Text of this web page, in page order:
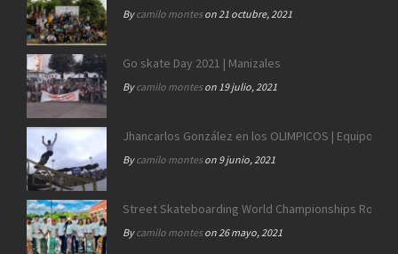
Bycamilo monteson 21 octubre, 2021
Go skate Day 2021 | Manizales
Bycamilo monteson 19 julio, 2021
Jhancarlos González en los OLIMPICOS | Equipo SB
Bycamilo monteson 9 junio, 2021
Street Skateboarding World Championships Roma
Bycamilo monteson 26 mayo, 2021